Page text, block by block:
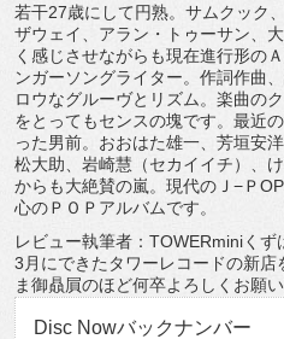
若干27歳にして円熟。サムクック
ザウェイ、アラン・トゥーサン、
く感じさせながらも現在進行形の
ンガーソングライター。作詞作曲
ロウなグルーヴとリズム。楽曲の
をとってもセンスの塊です。最近
った男前。おおはた雄一、芳垣安
松大助、岩崎慧（セカイイチ）、
からも大絶賛の嵐。現代のＪ−Ｐ
心のＰＯＰアルバムです。
レビュー執筆者：TOWERminiく
3月にできたタワーレコードの新店
ま御贔屓のほど何卒よろしくお願い
Disc Nowバックナンバー